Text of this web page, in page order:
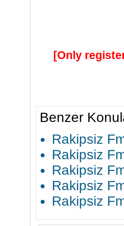
[Only
Benzer
Rakipsiz
Rakipsiz
Rakipsiz
Rakipsiz
Rakipsiz